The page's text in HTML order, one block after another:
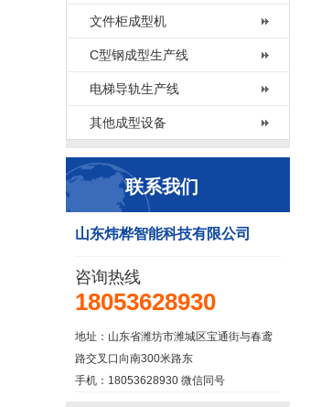
文件柜成型机
C型钢成型生产线
电梯导轨生产线
其他成型设备
联系我们
山东炜桦智能科技有限公司
咨询热线
18053628930
地址：山东省潍坊市潍城区宝通街与春鸢
路交叉口向南300米路东
手机：18053628930 微信同号